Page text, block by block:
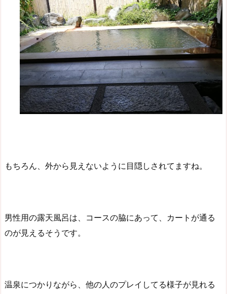
もちろん、外から見えないように目隠しされてますね。
男性用の露天風呂は、コースの脇にあって、カートが通る
のが見えるそうです。
温泉につかりながら、他の人のプレイしてる様子が見れる